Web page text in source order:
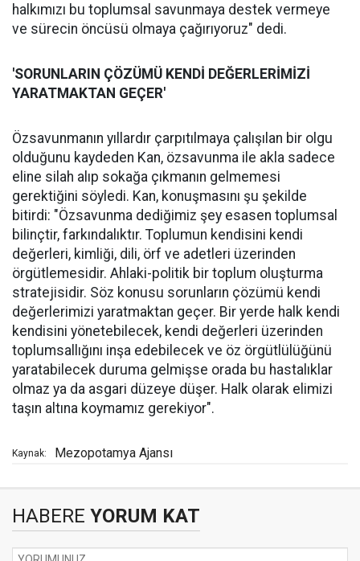
halkımızı bu toplumsal savunmaya destek vermeye
ve sürecin öncüsü olmaya çağırıyoruz" dedi.
'SORUNLARIN ÇÖZÜMÜ KENDİ DEĞERLERİMİZİ
YARATMAKTAN GEÇER'
Özsavunmanın yıllardır çarpıtılmaya çalışılan bir olgu
olduğunu kaydeden Kan, özsavunma ile akla sadece
eline silah alıp sokağa çıkmanın gelmemesi
gerektiğini söyledi. Kan, konuşmasını şu şekilde
bitirdi: "Özsavunma dediğimiz şey esasen toplumsal
bilinçtir, farkındalıktır. Toplumun kendisini kendi
değerleri, kimliği, dili, örf ve adetleri üzerinden
örgütlemesidir. Ahlaki-politik bir toplum oluşturma
stratejisidir. Söz konusu sorunların çözümü kendi
değerlerimizi yaratmaktan geçer. Bir yerde halk kendi
kendisini yönetebilecek, kendi değerleri üzerinden
toplumsallığını inşa edebilecek ve öz örgütlülüğünü
yaratabilecek duruma gelmişse orada bu hastalıklar
olmaz ya da asgari düzeye düşer. Halk olarak elimizi
taşın altına koymamız gerekiyor".
Kaynak: Mezopotamya Ajansı
HABERE YORUM KAT